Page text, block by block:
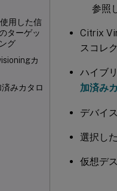
用した信
ターゲッ
グ
カ
みカタロ
参照
Citrix
スコレ
ハイブ
加済み
デバイ
選択し
仮想デ